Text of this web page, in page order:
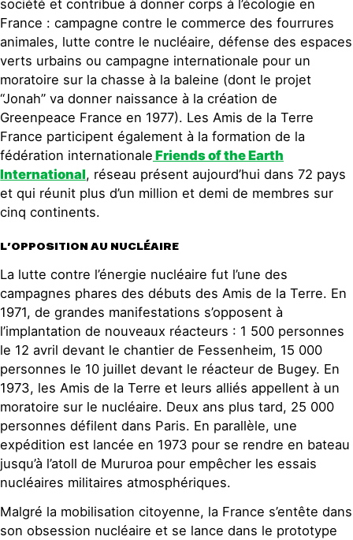
société et contribue à donner corps à l’écologie en
France : campagne contre le commerce des fourrures
animales, lutte contre le nucléaire, défense des espaces
verts urbains ou campagne internationale pour un
moratoire sur la chasse à la baleine (dont le projet
“Jonah” va donner naissance à la création de
Greenpeace France en 1977). Les Amis de la Terre
France participent également à la formation de la
fédération internationale Friends of the Earth
International, réseau présent aujourd’hui dans 72 pays
et qui réunit plus d’un million et demi de membres sur
cinq continents.
L’OPPOSITION AU NUCLÉAIRE
La lutte contre l’énergie nucléaire fut l’une des
campagnes phares des débuts des Amis de la Terre. En
1971, de grandes manifestations s’opposent à
l’implantation de nouveaux réacteurs : 1 500 personnes
le 12 avril devant le chantier de Fessenheim, 15 000
personnes le 10 juillet devant le réacteur de Bugey. En
1973, les Amis de la Terre et leurs alliés appellent à un
moratoire sur le nucléaire. Deux ans plus tard, 25 000
personnes défilent dans Paris. En parallèle, une
expédition est lancée en 1973 pour se rendre en bateau
jusqu’à l’atoll de Mururoa pour empêcher les essais
nucléaires militaires atmosphériques.
Malgré la mobilisation citoyenne, la France s’entête dans
son obsession nucléaire et se lance dans le prototype